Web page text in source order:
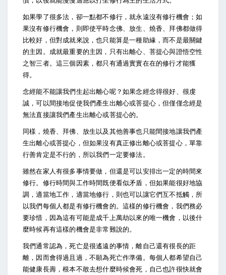
如果學了很多法，卻一點都不修行，就永遠沒有修行機會；如
果沒有修行機會，則即使平時念佛、放生、燒香、拜佛都做得
比較好，但對成就來說，也只能算是一種助緣，而不是最關鍵
的主因。成就最重要的主因，只有出離心、菩提心與證悟空性
之智三者。這三個因素，都只有通過實實在在的修行才能獲
得。
念經能不能讓我們生起出離心呢？如果念經念得很好、很虔
誠，可以間接地促使我們產生出離心或菩提心，但僅僅念經是
無法直接讓我們產生出離心或菩提心的。
同樣，燒香、拜佛、放生以及其他善事也只能間接地讓我們產
生出離心或菩提心，但如果沒有真正修出離心或菩提心，單靠
行善肯定是不行的，所以我們一定要修法。
雖然在家人有很多事情要做，但還是可以安排出一定的時間來
修行。修行時間與工作時間既便看似矛盾，但如果能很好地協
調，適當地工作，適當地修行，則也可以讓它們互不抵觸，所
以我們每個人都是有修行機會的。這樣的修行機會，我們務必
要珍惜，因為這有可能是成千上萬劫以來的唯一機會，以後什
麼時候再有這樣的機會是非常難說的。
我們通常認為，死亡是很遙遠的事情，離自己還有很長的距
離，因而會得過且過，不願為死亡作準備。每個人都希望自己
能健康長壽，根本不敢去想什麼時候會死，自己也許很快就會